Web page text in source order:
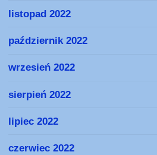
listopad 2022
październik 2022
wrzesień 2022
sierpień 2022
lipiec 2022
czerwiec 2022